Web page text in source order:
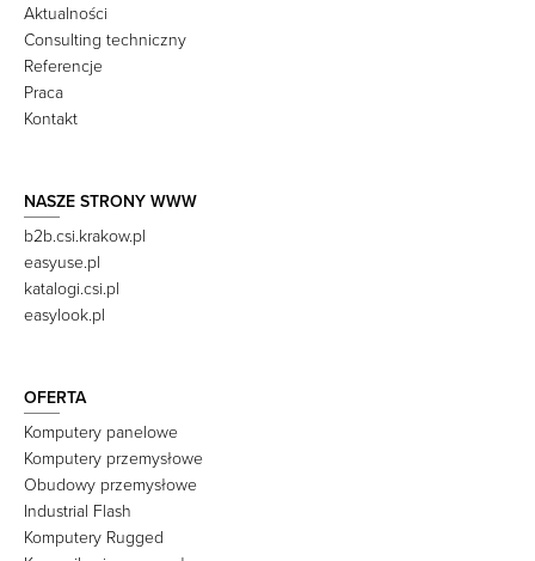
Aktualności
Consulting techniczny
Referencje
Praca
Kontakt
NASZE STRONY WWW
b2b.csi.krakow.pl
easyuse.pl
katalogi.csi.pl
easylook.pl
OFERTA
Komputery panelowe
Komputery przemysłowe
Obudowy przemysłowe
Industrial Flash
Komputery Rugged